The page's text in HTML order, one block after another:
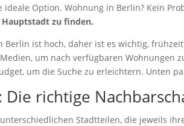
Option. Wohnung in Berlin? Kein
zu finden.
Berlin ist hoch, daher ist es wichtig,
um nach verfügbaren Wohnungen
um die Suche zu erleichtern. Unten
richtige
Stadtteilen, die jeweils